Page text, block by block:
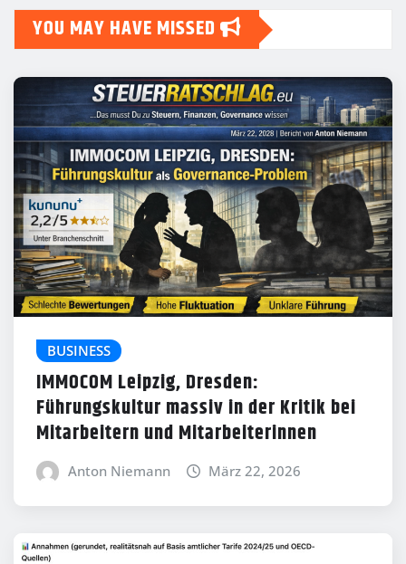
YOU MAY HAVE MISSED
BUSINESS
IMMOCOM Leipzig, Dresden:
Führungskultur massiv in der Kritik bei
Mitarbeitern und Mitarbeiterinnen
Anton Niemann März 22, 2026